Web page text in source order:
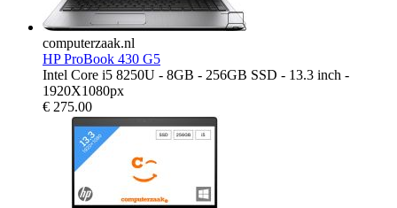
computerzaak.nl
HP ProBook 430 G5
Intel Core i5 8250U - 8GB - 256GB SSD - 13.3 inch -
1920X1080px
€ 275.00